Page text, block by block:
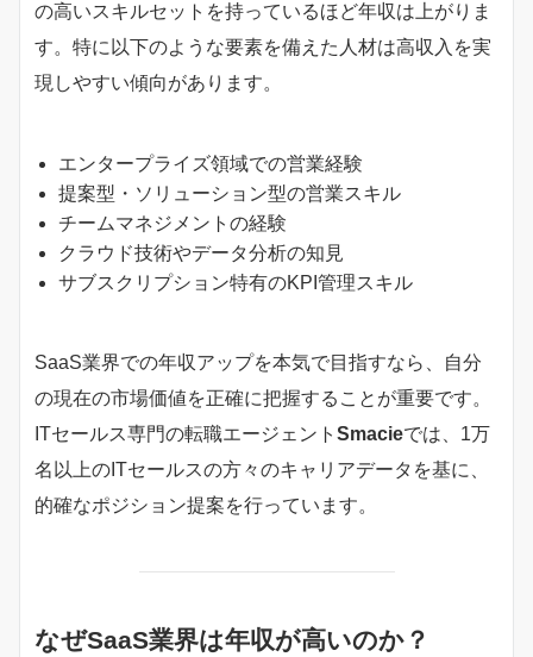
の高いスキルセットを持っているほど年収は上がりま
す。特に以下のような要素を備えた人材は高収入を実
現しやすい傾向があります。
エンタープライズ領域での営業経験
提案型・ソリューション型の営業スキル
チームマネジメントの経験
クラウド技術やデータ分析の知見
サブスクリプション特有のKPI管理スキル
SaaS業界での年収アップを本気で目指すなら、自分
の現在の市場価値を正確に把握することが重要です。
ITセールス専門の転職エージェント Smacieでは、1万
名以上のITセールスの方々のキャリアデータを基に、
的確なポジション提案を行っています。
なぜSaaS業界は年収が高いのか？